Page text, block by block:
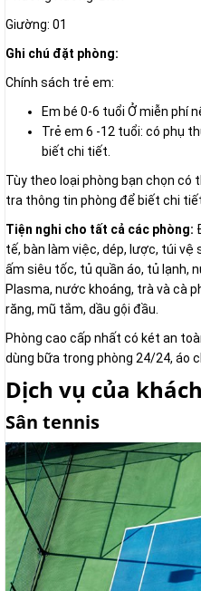
Giường: 01
Ghi chú đặt phòng:
Chính sách trẻ em:
Em bé 0-6 tuổi Ở miễn phí
Trẻ em 6 -12 tuổi: có phụ
biết chi tiết.
Tùy theo loại phòng bạn chọn có
tra thông tin phòng để biết chi
Tiện nghi cho tất cả các phòng:
tế, bàn làm việc, dép, lược, túi
ấm siêu tốc, tủ quần áo, tủ lạnh,
Plasma, nước khoáng, trà và cà
răng, mũ tắm, dầu gội đầu.
Phòng cao cấp nhất có két an
dùng bữa trong phòng 24/24, áo
Dịch vụ của
Sân tennis